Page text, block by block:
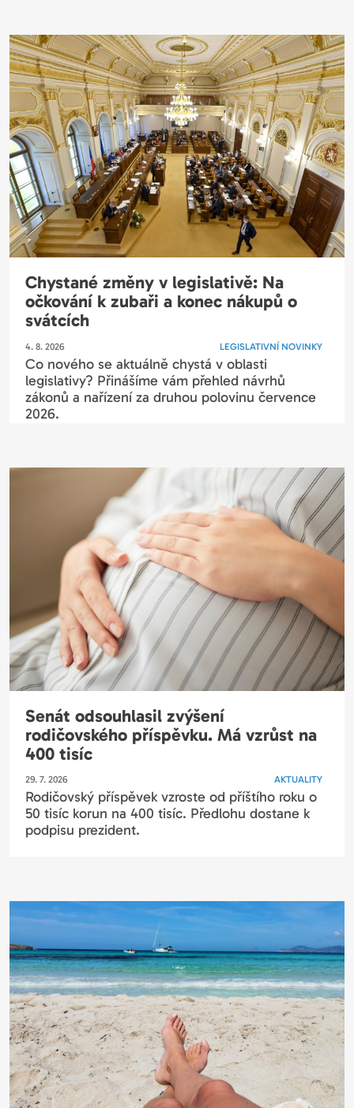
Chystané změny v legislativě: Na
očkování k zubaři a konec nákupů o
svátcích
4. 8. 2026 LEGISLATIVNÍ NOVINKY
Co nového se aktuálně chystá v oblasti
legislativy? Přinášíme vám přehled návrhů
zákonů a nařízení za druhou polovinu července
2026.
Senát odsouhlasil zvýšení
rodičovského příspěvku. Má vzrůst na
400 tisíc
29. 7. 2026 AKTUALITY
Rodičovský příspěvek vzroste od příštího roku o
50 tisíc korun na 400 tisíc. Předlohu dostane k
podpisu prezident.